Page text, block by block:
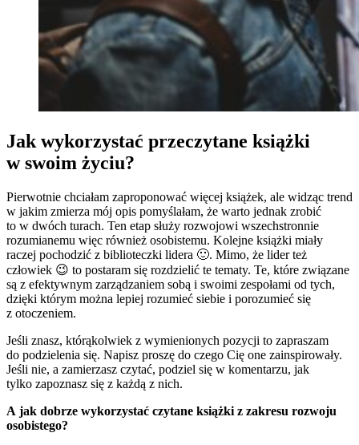
Jak wykorzystać przeczytane książki
w swoim życiu?
Pierwotnie chciałam zaproponować więcej książek, ale widząc trend
w jakim zmierza mój opis pomyślałam, że warto jednak zrobić
to w dwóch turach. Ten etap służy rozwojowi wszechstronnie
rozumianemu więc również osobistemu. Kolejne książki miały
raczej pochodzić z biblioteczki lidera 🙂. Mimo, że lider też
człowiek 😉 to postaram się rozdzielić te tematy. Te, które związane
są z efektywnym zarządzaniem sobą i swoimi zespołami od tych,
dzięki którym można lepiej rozumieć siebie i porozumieć się
z otoczeniem.
Jeśli znasz, którąkolwiek z wymienionych pozycji to zapraszam
do podzielenia się. Napisz proszę do czego Cię one zainspirowały.
Jeśli nie, a zamierzasz czytać, podziel się w komentarzu, jak
tylko zapoznasz się z każdą z nich.
A jak dobrze wykorzystać czytane książki z zakresu rozwoju
osobistego?